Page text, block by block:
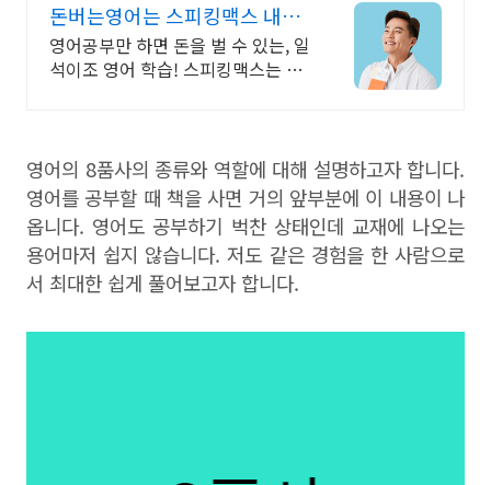
돈버는영어는 스피킹맥스 내가
원할 때 번만큼 출금!
영어공부만 하면 돈을 벌 수 있는, 일
석이조 영어 학습! 스피킹맥스는 가
영어의 8품사의 종류와 역할에 대해 설명하고자 합니다.
영어를 공부할 때 책을 사면 거의 앞부분에 이 내용이 나
옵니다. 영어도 공부하기 벅찬 상태인데 교재에 나오는
용어마저 쉽지 않습니다. 저도 같은 경험을 한 사람으로
서 최대한 쉽게 풀어보고자 합니다.